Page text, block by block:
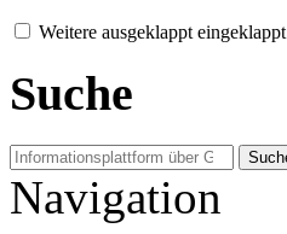
Weitere ausgeklappt eingeklappt
Suche
Navigation